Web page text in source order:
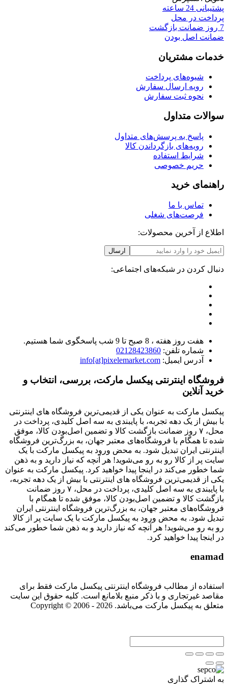
پشتیبانی 24 ساعته
پرداخت در محل
7 روز ضمانت بازگشت
ضمانت اصل بودن
خدمات مشتریان
شیوه‌های پرداخت
رویه ارسال سفارش
نحوه ثبت سفارش
سوالات متداول
پاسخ به پرسش‌های متداول
رویه‌های بازگرداندن کالا
شرایط استفاده
حریم خصوصی
راهنمای خرید
تماس با ما
فرصت‌های شغلی
اطلاع از آخرین محصولات:
ارسال
دنبال کردن در شبکه‌های اجتماعی:
هفت روز هفته ، 8 صبح تا 9 شب پاسخگوی شما هستیم.
شماره تلفن: 02128423860
آدرس ایمیل: info[at]pixelemarket.com
فروشگاه اینترنتی پیکسل مارکت، بررسی، انتخاب و
خرید آنلاین
پیکسل مارکت به عنوان یکی از قدیمی‌ترین فروشگاه های اینترنتی
با بیش از یک دهه تجربه، با پایبندی به سه اصل کلیدی، پرداخت در
محل، ۷ روز ضمانت بازگشت کالا و تضمین اصل‌بودن کالا، موفق
شده تا همگام با فروشگاه‌های معتبر جهان، به بزرگ‌ترین فروشگاه
اینترنتی ایران تبدیل شود. به محض ورود به پیکسل مارکت با یک
سایت پر از کالا رو به رو می‌شوید! هر آنچه که نیاز دارید و به ذهن
شما خطور می‌کند در اینجا پیدا خواهید کرد. پیکسل مارکت به عنوان
یکی از قدیمی‌ترین فروشگاه های اینترنتی با بیش از یک دهه تجربه،
با پایبندی به سه اصل کلیدی، پرداخت در محل، ۷ روز ضمانت
بازگشت کالا و تضمین اصل‌بودن کالا، موفق شده تا همگام با
فروشگاه‌های معتبر جهان، به بزرگ‌ترین فروشگاه اینترنتی ایران
تبدیل شود. به محض ورود به پیکسل مارکت با یک سایت پر از کالا
رو به رو می‌شوید! هر آنچه که نیاز دارید و به ذهن شما خطور می‌کند
در اینجا پیدا خواهید کرد.
enamad
استفاده از مطالب فروشگاه اینترنتی پیکسل مارکت فقط برای
مقاصد غیرتجاری و با ذکر منبع بلامانع است. کلیه حقوق این سایت
متعلق به پیکسل مارکت می‌باشد. Copyright © 2006 - 2026
به اشتراک گذاری